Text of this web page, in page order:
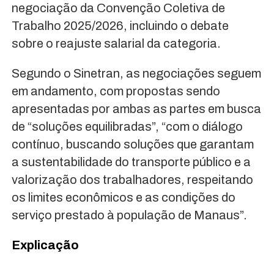
negociação da Convenção Coletiva de
Trabalho 2025/2026, incluindo o debate
sobre o reajuste salarial da categoria.
Segundo o Sinetran, as negociações seguem
em andamento, com propostas sendo
apresentadas por ambas as partes em busca
de “soluções equilibradas”, “com o diálogo
contínuo, buscando soluções que garantam
a sustentabilidade do transporte público e a
valorização dos trabalhadores, respeitando
os limites econômicos e as condições do
serviço prestado à população de Manaus”.
Explicação